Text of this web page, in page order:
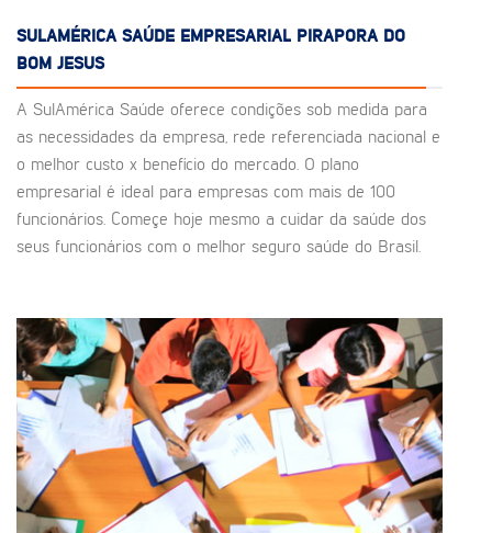
SULAMÉRICA SAÚDE EMPRESARIAL PIRAPORA DO
BOM JESUS
A SulAmérica Saúde oferece condições sob medida para
as necessidades da empresa, rede referenciada nacional e
o melhor custo x benefício do mercado. O plano
empresarial é ideal para empresas com mais de 100
funcionários. Começe hoje mesmo a cuidar da saúde dos
seus funcionários com o melhor seguro saúde do Brasil.